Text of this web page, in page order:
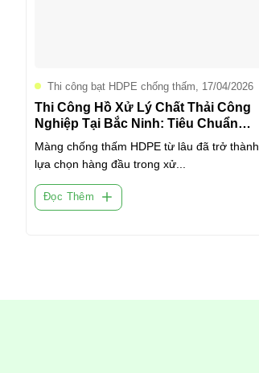
Thi công bạt HDPE chống thấm, 17/04/2026
Thi Công Hồ Xử Lý Chất Thải Công
Nghiệp Tại Bắc Ninh: Tiêu Chuẩn
Chống Thấm Tuyệt Đối
Màng chống thấm HDPE từ lâu đã trở thành
lựa chọn hàng đầu trong xử...
Đọc Thêm